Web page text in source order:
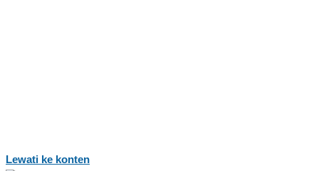
Lewati ke konten